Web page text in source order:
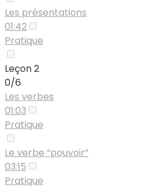
Les présentations
01:42
Pratique
Leçon 2
0/6
Les verbes
01:03
Pratique
Le verbe “pouvoir”
03:15
Pratique